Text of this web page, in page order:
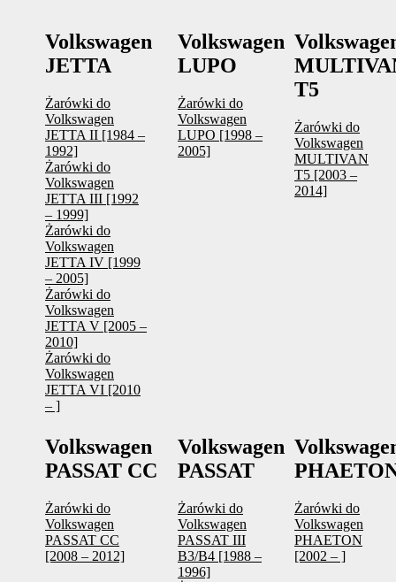
Volkswagen
JETTA
Żarówki do
Volkswagen
JETTA II [1984 –
1992]
Żarówki do
Volkswagen
JETTA III [1992
– 1999]
Żarówki do
Volkswagen
JETTA IV [1999
– 2005]
Żarówki do
Volkswagen
JETTA V [2005 –
2010]
Żarówki do
Volkswagen
JETTA VI [2010
– ]
Volkswagen
LUPO
Żarówki do
Volkswagen
LUPO [1998 –
2005]
T5
Żarówki do
Volkswagen
MULTIVAN
T5 [2003 –
2014]
Volkswagen
PASSAT CC
Żarówki do
Volkswagen
PASSAT CC
[2008 – 2012]
Volkswagen
PASSAT
Żarówki do
Volkswagen
PASSAT III
B3/B4 [1988 –
1996]
Żarówki do
Volkswagen
PHAETON
[2002 – ]